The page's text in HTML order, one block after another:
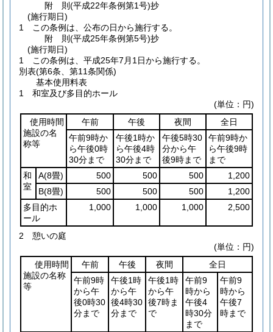
附 則(平成22年条例第1号)抄
(施行期日)
1
この条例は、公布の日から施行する。
附 則(平成25年条例第5号)抄
(施行期日)
1
この条例は、平成25年7月1日から施行する。
別表(第6条、第11条関係)
基本使用料表
1 和室及び多目的ホール
(単位：円)
使用時間
施設の名
称等
午前 午後 夜間
全日
午前9時か
ら午後0時
30分まで
午後1時か
ら午後4時
30分まで
午後5時30
分から午
後9時まで
午前9時か
ら午後9時
まで
和
室
A(8畳) 500 500 500
1,200
B(8畳) 500 500 500
1,200
多目的ホ
ール
1,000 1,000 1,000 2,500
2 憩いの庭
(単位：円)
使用時間
施設の名称
等
午前 午後 夜間
全日
午前9時
から午
後0時30
分まで
午後1時
から午
後4時30
分まで
午後1時
から午
後7時ま
で
午前9
時から
午後4
時30分
まで
午前9
時から
午後7
時まで